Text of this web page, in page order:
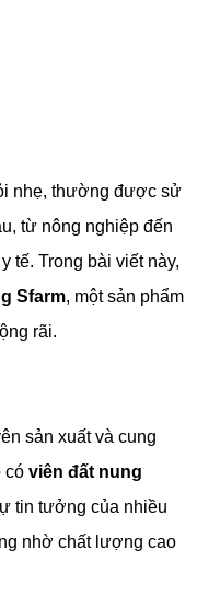
nhẹ, thường được sử
từ nông nghiệp đến
tế. Trong bài viết này,
Sfarm, một sản phẩm
rãi.
sản xuất và cung
có viên đất nung
tin tưởng của nhiều
nhờ chất lượng cao